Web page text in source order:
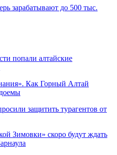
зарабатывают до 500 тыс.
попали алтайские
Как Горный Алтай
защитить турагентов от
Зимовки» скоро будут ждать